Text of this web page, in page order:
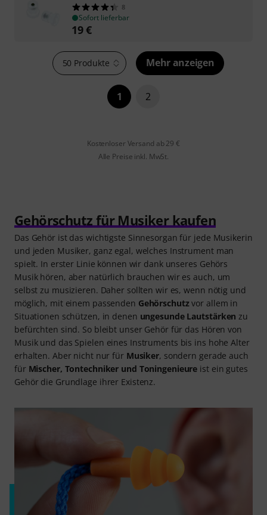
8
Sofort lieferbar
19€
50 Produkte Mehr anzeigen
1 2
Kostenloser Versand ab 29 €
Alle Preise inkl. MwSt.
Gehörschutz für Musiker kaufen
Das Gehör ist das wichtigste Sinnesorgan für jede Musikerin
und jeden Musiker, ganz egal, welches Instrument man
spielt. In erster Linie können wir dank unseres Gehörs
Musik hören, aber natürlich brauchen wir es auch, um
selbst zu musizieren. Daher sollten wir es, wenn nötig und
möglich, mit einem passenden Gehörschutzvor allem in
Situationen schützen, in denen ungesunde Lautstärken zu
befürchten sind. So bleibt unser Gehör für das Hören von
Musik und das Spielen eines Instruments bis ins hohe Alter
erhalten. Aber nicht nur für Musiker, sondern gerade auch
für Mischer, Tontechniker und Toningenieure ist ein gutes
Gehör die Grundlage ihrer Existenz.